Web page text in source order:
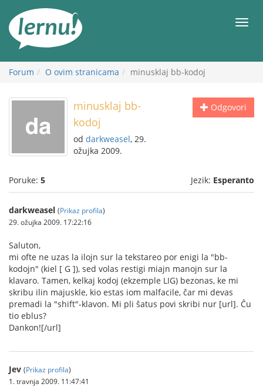
Meni
Forum O ovim stranicama minusklaj bb-kodoj
Odgovori
minusklaj bb-
kodoj
od darkweasel, 29.
ožujka 2009.
Poruke: 5 Jezik: Esperanto
darkweasel (Prikaz profila)
29. ožujka 2009. 17:22:16
Saluton,
mi ofte ne uzas la ilojn sur la tekstareo por enigi la "bb-
kodojn" (kiel [ G ]), sed volas restigi miajn manojn sur la
klavaro. Tamen, kelkaj kodoj (ekzemple LIG) bezonas, ke mi
skribu ilin majuskle, kio estas iom malfacile, ĉar mi devas
premadi la "shift"-klavon. Mi pli ŝatus povi skribi nur [url]. Ĉu
tio eblus?
Dankon![/url]
Jev (Prikaz profila)
1. travnja 2009. 11:47:41